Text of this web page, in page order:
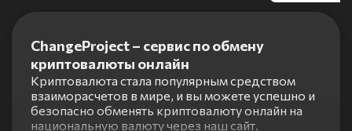
ChangeProject – сервис по обмену
криптовалюты онлайн
Криптовалюта стала популярным средством
взаиморасчетов в мире, и вы можете успешно и
безопасно обменять криптовалюту онлайн на
национальную валюту через наш сайт.